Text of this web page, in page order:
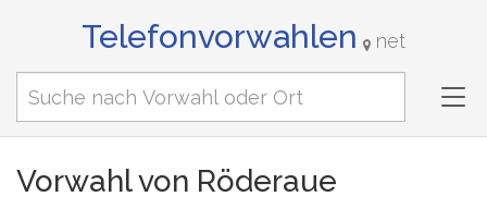
Telefonvorwahlen net
Vorwahl von Röderaue